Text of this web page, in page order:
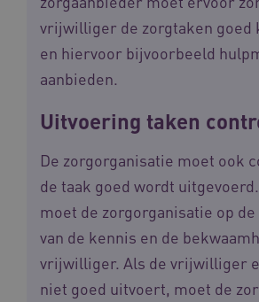
vrijwilliger de zorgtaken goed
en hiervoor bijvoorbeeld
aanbieden.
Uitvoering taken
De zorgorganisatie moet ook
de taak goed wordt
moet de zorgorganisatie op
van de kennis en de
vrijwilliger. Als de vrijwilliger
niet goed uitvoert, moet de
VISITOR_PRIVACY_METADATA
ARRAffinitySameSite